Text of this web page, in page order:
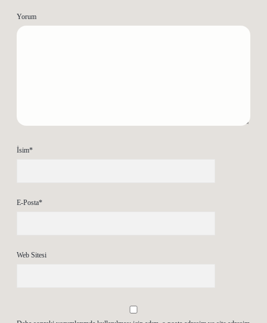
Yorum
İsim*
E-Posta*
Web Sitesi